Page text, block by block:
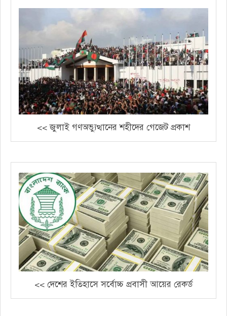
<< জুলাই গণঅভ্যুত্থানের শহীদের গেজেট প্রকাশ
<< দেশের ইতিহাসে সর্বোচ্চ প্রবাসী আয়ের রেকর্ড